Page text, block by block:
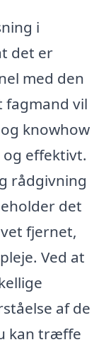
i
det er
med den
vil
knowhow
effektivt.
rådgivning
det
fjernet,
Ved at
af de
kan træffe